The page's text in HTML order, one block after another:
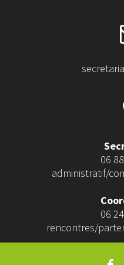
06
administratif/
06
rencontres/